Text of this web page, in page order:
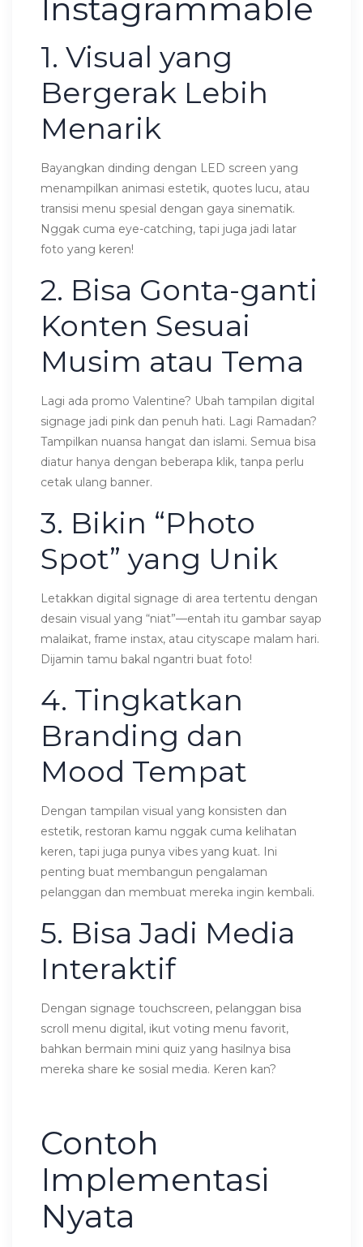
Instagrammable
1. Visual yang
Bergerak Lebih
Menarik
Bayangkan dinding dengan LED screen yang
menampilkan animasi estetik, quotes lucu, atau
transisi menu spesial dengan gaya sinematik.
Nggak cuma eye-catching, tapi juga jadi latar
foto yang keren!
2. Bisa Gonta-ganti
Konten Sesuai
Musim atau Tema
Lagi ada promo Valentine? Ubah tampilan digital
signage jadi pink dan penuh hati. Lagi Ramadan?
Tampilkan nuansa hangat dan islami. Semua bisa
diatur hanya dengan beberapa klik, tanpa perlu
cetak ulang banner.
3. Bikin “Photo
Spot” yang Unik
Letakkan digital signage di area tertentu dengan
desain visual yang “niat”—entah itu gambar sayap
malaikat, frame instax, atau cityscape malam hari.
Dijamin tamu bakal ngantri buat foto!
4. Tingkatkan
Branding dan
Mood Tempat
Dengan tampilan visual yang konsisten dan
estetik, restoran kamu nggak cuma kelihatan
keren, tapi juga punya vibes yang kuat. Ini
penting buat membangun pengalaman
pelanggan dan membuat mereka ingin kembali.
5. Bisa Jadi Media
Interaktif
Dengan signage touchscreen, pelanggan bisa
scroll menu digital, ikut voting menu favorit,
bahkan bermain mini quiz yang hasilnya bisa
mereka share ke sosial media. Keren kan?
Contoh
Implementasi
Nyata